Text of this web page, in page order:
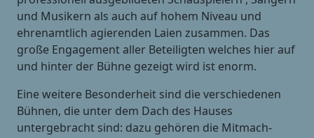
und Musikern als auch auf hohem Niveau und
ehrenamtlich agierenden Laien zusammen. Das
große Engagement aller Beteiligten welches hier auf
und hinter der Bühne gezeigt wird ist enorm.
Eine weitere Besonderheit sind die verschiedenen
Bühnen, die unter dem Dach des Hauses
untergebracht sind: dazu gehören die Mitmach-